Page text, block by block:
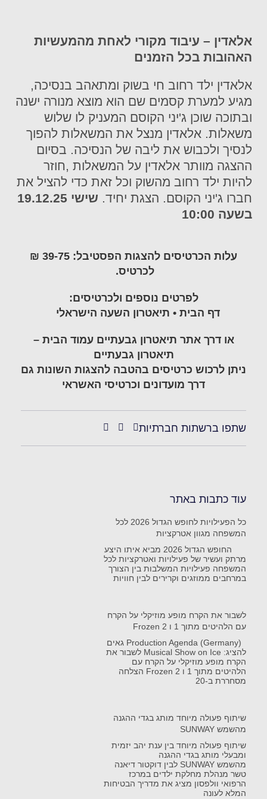
אלאדין – עיבוד מקורי לאחת מהמעשיות
האהובות בכל הזמנים
אלאדין ילד רחוב חי בשוק ומתאהב בנסיכה,
מגיע למערת קסמים שם הוא מוצא מנורה ישנה
ובתוכה שוכן ג'יני הקוסם המעניק לו שלוש
משאלות. אלאדין מנצל את המשאלות להפוך
לנסיך ולכבוש את ליבה של הנסיכה. בסיום
ההצגה מוותר אלאדין על המשאלות ,חוזר
להיות ילד רחוב מהשוק וכל זאת כדי להציל את
חברו ג'יני הקוסם. הצגת יחיד.
שישי 19.12.25
בשעה 10:00
עלות הכרטיסים להצגות הפסטיבל: 39-75 ₪
לכרטיס.
לפרטים נוספים ולכרטיסים:
דף הבית • תיאטרון השעה הישראלי
או דרך אתר תיאטרון גבעתייםעמוד הבית –
תיאטרון גבעתיים
ניתן לרכוש כרטיסים בהטבה להצגות השונות גם
דרך מועדונים וכרטיסי האשראי
שתפו ברשתות חברתיות
עוד כתבות באתר
כל הפעילויות לחופש הגדול 2026 לכל
המשפחה מגוון אטרקציות
החופש הגדול 2026 מביא איתו היצע
מרתק ועשיר של פעילויות ואטרקציות לכל
המשפחה פעילויות המשלבות בין הצורך
במרחבים ממוזגים וקרירים לבין חוויות
לשבור את הקרח מופע מוזיקלי על הקרח
עם הלהיטים מתוך 1 ו Frozen 2
Production Agenda (Germany) גאים
להציג: Musical Show on Ice לשבור את
הקרח מופע מוזיקלי על הקרח עם
הלהיטים מתוך 1 ו Frozen 2 הצלחה
מסחררת ב-20
שיתוף פעולה מיוחד מותג בגדי ההגנה
מהשמש SUNWAY
שיתוף פעולה מיוחד בין ענת יהב יזמית
ומבעלי מותג בגדי ההגנה
מהשמש SUNWAY לבין דוקטור דיאנה
טשר מנהלת מחלקת ילדים במרכז
הרפואי וולפסון מציג את מדריך הבטיחות
המלא לעונה